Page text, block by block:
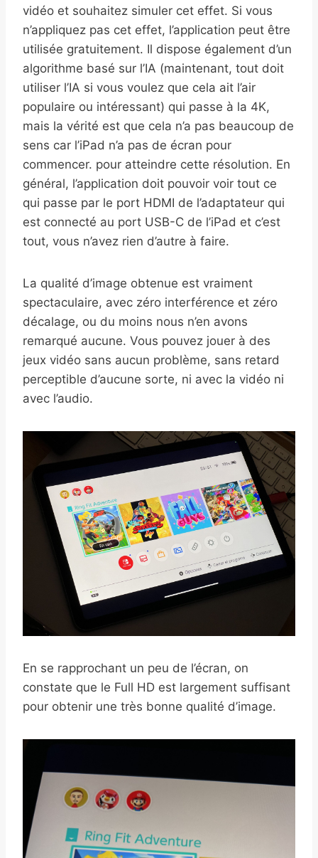
vidéo et souhaitez simuler cet effet. Si vous
n’appliquez pas cet effet, l’application peut être
utilisée gratuitement. Il dispose également d’un
algorithme basé sur l’IA (maintenant, tout doit
utiliser l’IA si vous voulez que cela ait l’air
populaire ou intéressant) qui passe à la 4K,
mais la vérité est que cela n’a pas beaucoup de
sens car l’iPad n’a pas de écran pour
commencer. pour atteindre cette résolution. En
général, l’application doit pouvoir voir tout ce
qui passe par le port HDMI de l’adaptateur qui
est connecté au port USB-C de l’iPad et c’est
tout, vous n’avez rien d’autre à faire.
La qualité d’image obtenue est vraiment
spectaculaire, avec zéro interférence et zéro
décalage, ou du moins nous n’en avons
remarqué aucune. Vous pouvez jouer à des
jeux vidéo sans aucun problème, sans retard
perceptible d’aucune sorte, ni avec la vidéo ni
avec l’audio.
En se rapprochant un peu de l’écran, on
constate que le Full HD est largement suffisant
pour obtenir une très bonne qualité d’image.